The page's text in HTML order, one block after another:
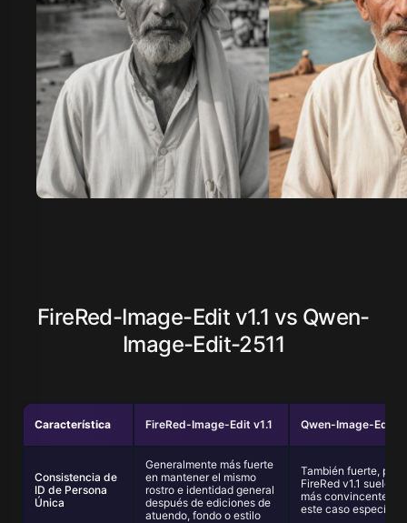
FireRed-Image-Edit v1.1 vs Qwen-
Image-Edit-2511
Característica FireRed-Image-Edit v1.1 Qwen-Image-Edit-
Consistencia de
ID de Persona
Única
Generalmente más fuerte
en mantener el mismo
rostro e identidad general
después de ediciones de
atuendo, fondo o estilo
También fuerte, pero
FireRed v1.1 suele
más convincente en
este caso específico